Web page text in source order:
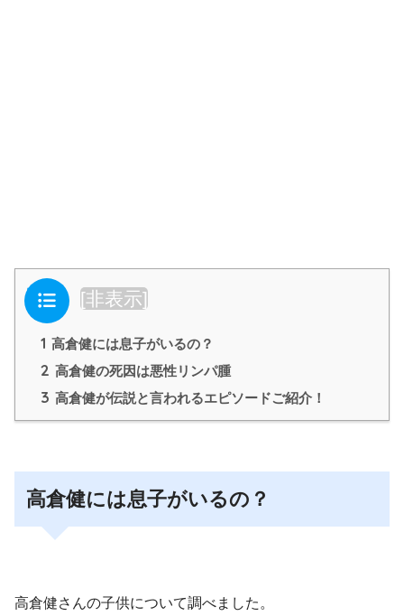
目次 [非表示]
1 高倉健には息子がいるの？
2 高倉健の死因は悪性リンパ腫
3 高倉健が伝説と言われるエピソードご紹介！
高倉健には息子がいるの？
高倉健さんの子供について調べました。